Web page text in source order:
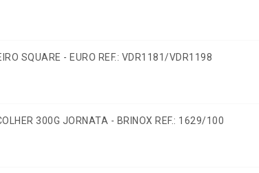
SQUARE - EURO REF.: VDR1181/VDR1198
300G JORNATA - BRINOX REF.: 1629/100